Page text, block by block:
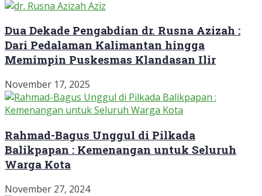
Dua Dekade Pengabdian dr. Rusna Azizah :
Dari Pedalaman Kalimantan hingga
Memimpin Puskesmas Klandasan Ilir
November 17, 2025
Rahmad-Bagus Unggul di Pilkada
Balikpapan : Kemenangan untuk Seluruh
Warga Kota
November 27, 2024